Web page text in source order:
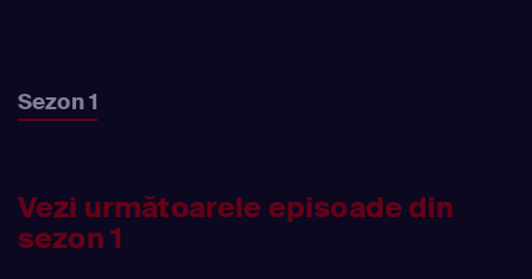
Sezon 1
Vezi următoarele episoade din
sezon 1